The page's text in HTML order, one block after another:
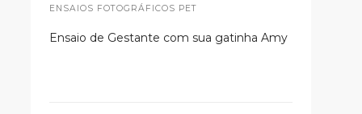
ENSAIOS FOTOGRÁFICOS PET
Ensaio de Gestante com sua gatinha Amy